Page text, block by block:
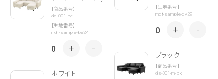
【商品番号】
ds-001-be
【生地番号】
mdf-sample-be24
0 + -
ホワイト
【生地番号】
mdf-sample-gy29
0 + -
ブラック
【商品番号】
ds-001-m-bk